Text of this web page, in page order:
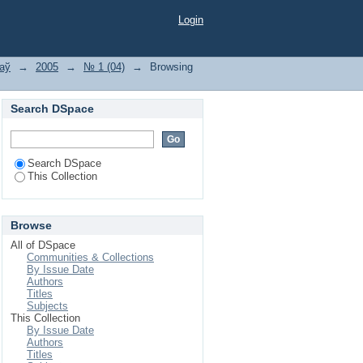
Login
→ 2005 → № 1 (04) →
Browsing
Search DSpace
Search DSpace
This Collection
Browse
All of DSpace
Communities & Collections
By Issue Date
Authors
Titles
Subjects
This Collection
By Issue Date
Authors
Titles